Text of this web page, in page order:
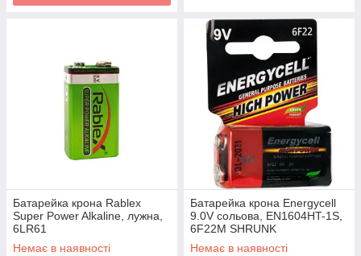
Батарейка крона Rablex
Super Power Alkaline, лужна,
6LR61
Немає в наявності
Батарейка крона Energycell
9.0V сольова, EN1604HT-1S,
6F22M SHRUNK
Немає в наявності